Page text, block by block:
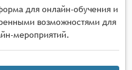
для онлайн-обучения и
возможностями для
мероприятий.